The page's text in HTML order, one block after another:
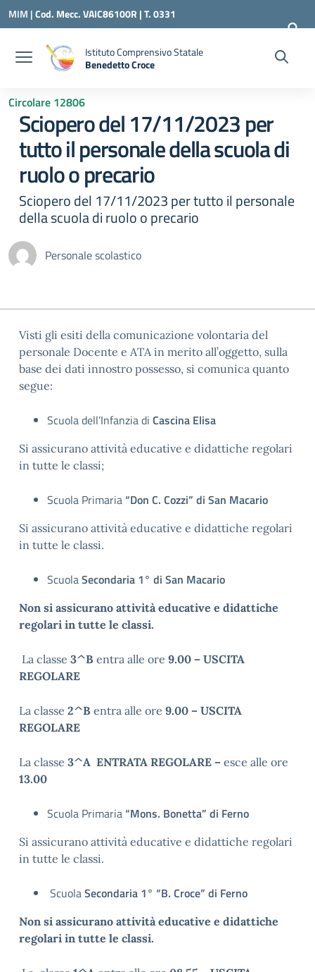
Vai ai contenuti
Vai al menu di navigazione
Vai al footer
MIM |Cod. Mecc. VAIC86100R | T. 0331
240260 | VAIC86100R@ISTRUZIONE.IT
Istituto Comprensivo Statale
Benedetto Croce
Circolare 12806
Sciopero del 17/11/2023 per
tutto il personale della scuola di
ruolo o precario
Sciopero del 17/11/2023 per tutto il personale
della scuola di ruolo o precario
Personale scolastico
Visti gli esiti della comunicazione volontaria del
personale Docente e ATA in merito all’oggetto, sulla
base dei dati innostro possesso, si comunica quanto
segue:
Scuola dell’Infanzia di Cascina Elisa
Si assicurano attività educative e didattiche regolari
in tutte le classi;
Scuola Primaria“Don C. Cozzi” di San Macario
Si assicurano attività educative e didattiche regolari
in tutte le classi.
ScuolaSecondaria 1° di San Macario
Non si assicurano attività educative e didattiche
regolari in tutte le classi.
La classe 3^B entra alle ore 9.00 – USCITA
REGOLARE
La classe 2^B entra alle ore 9.00 – USCITA
REGOLARE
La classe 3^A ENTRATA REGOLARE – esce alle ore
13.00
Scuola Primaria“Mons. Bonetta” di Ferno
Si assicurano attività educative e didattiche regolari
in tutte le classi.
ScuolaSecondaria 1° “B. Croce” di Ferno
Non si assicurano attività educative e didattiche
regolari in tutte le classi.